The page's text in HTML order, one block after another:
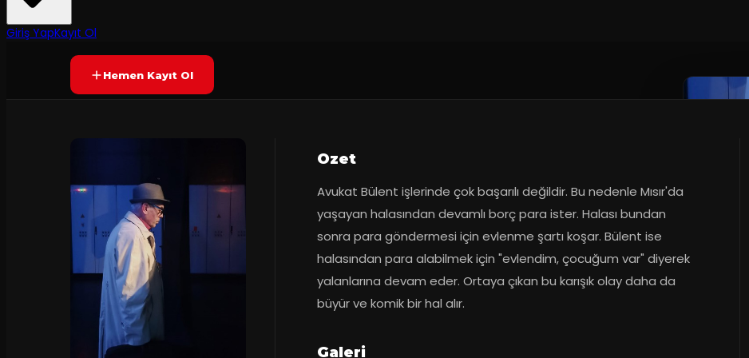
Giriş YapKayıt OlYAKINDA
Hemen Kayıt Ol
Ozet
Avukat Bülent işlerinde çok başarılı değildir. Bu nedenle Mısır'da
yaşayan halasından devamlı borç para ister. Halası bundan
sonra para göndermesi için evlenme şartı koşar. Bülent ise
halasından para alabilmek için "evlendim, çocuğum var" diyerek
yalanlarına devam eder. Ortaya çıkan bu karışık olay daha da
büyür ve komik bir hal alır.
Galeri